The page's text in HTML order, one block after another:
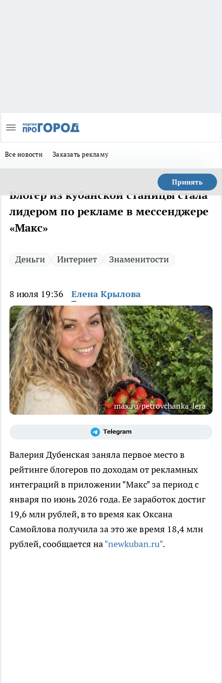
Все новости Заказать рекламу
Принять
Блогер из кубанской станицы стала
лидером по рекламе в мессенджере
«Макс»
Деньги Интернет Знаменитости
8 июля 19:36 Елена Крылова
max.ru/petrovchanka_lera
Валерия Дубенская заняла первое место в
рейтинге блогеров по доходам от рекламных
интеграций в приложении "Макс" за период с
января по июнь 2026 года. Ее заработок достиг
19,6 млн рублей, в то время как Оксана
Самойлова получила за это же время 18,4 млн
рублей, сообщается на"newkuban.ru".